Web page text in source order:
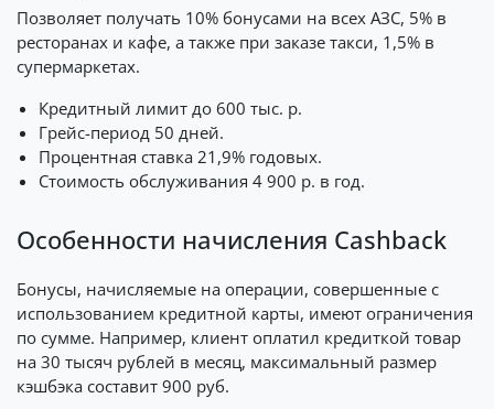
Позволяет получать 10% бонусами на всех АЗС, 5% в
ресторанах и кафе, а также при заказе такси, 1,5% в
супермаркетах.
Кредитный лимит до 600 тыс. р.
Грейс-период 50 дней.
Процентная ставка 21,9% годовых.
Стоимость обслуживания 4 900 р. в год.
Особенности начисления Cashback
Бонусы, начисляемые на операции, совершенные с
использованием кредитной карты, имеют ограничения
по сумме. Например, клиент оплатил кредиткой товар
на 30 тысяч рублей в месяц, максимальный размер
кэшбэка составит 900 руб.